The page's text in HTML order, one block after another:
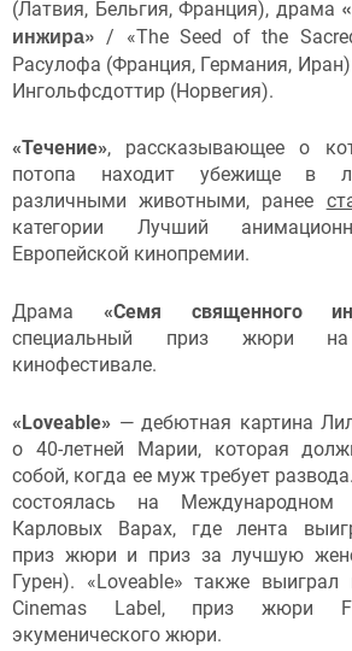
(Латвия, Бельгия, Франция), драма
инжира»/ «The Seed of the
Расулофа (Франция, Германия,
Ингольфсдоттир (Норвегия).
«Течение», рассказывающее о
потопа находит убежище в
различными животными, ранее
категории Лучший
Европейской кинопремии.
Драма «Семя священного
специальный приз жюри
кинофестивале.
«Loveable» — дебютная картина
о 40-летней Марии, которая
собой, когда ее муж требует
состоялась на Международном
Карловых Варах, где лента
приз жюри и приз за лучшую
Гурен). «Loveable» также
Cinemas Label, приз жюри
экуменического жюри.